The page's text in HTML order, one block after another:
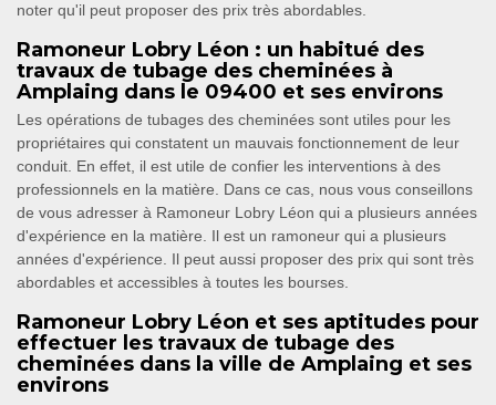
noter qu'il peut proposer des prix très abordables.
Ramoneur Lobry Léon : un habitué des
travaux de tubage des cheminées à
Amplaing dans le 09400 et ses environs
Les opérations de tubages des cheminées sont utiles pour les
propriétaires qui constatent un mauvais fonctionnement de leur
conduit. En effet, il est utile de confier les interventions à des
professionnels en la matière. Dans ce cas, nous vous conseillons
de vous adresser à Ramoneur Lobry Léon qui a plusieurs années
d'expérience en la matière. Il est un ramoneur qui a plusieurs
années d'expérience. Il peut aussi proposer des prix qui sont très
abordables et accessibles à toutes les bourses.
Ramoneur Lobry Léon et ses aptitudes pour
effectuer les travaux de tubage des
cheminées dans la ville de Amplaing et ses
environs